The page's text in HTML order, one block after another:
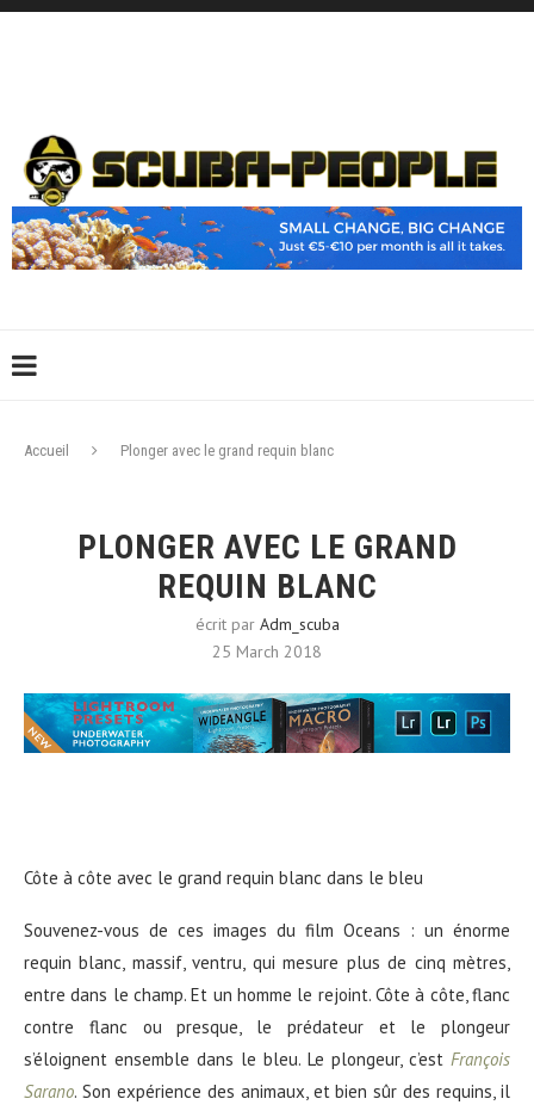
Accueil Plonger avec le grand requin blanc
PLONGER AVEC LE GRAND
REQUIN BLANC
écrit par Adm_scuba
25 March 2018
Côte à côte avec le grand requin blanc dans le bleu
Souvenez-vous de ces images du film Oceans : un énorme
requin blanc, massif, ventru, qui mesure plus de cinq mètres,
entre dans le champ. Et un homme le rejoint. Côte à côte, flanc
contre flanc ou presque, le prédateur et le plongeur
s’éloignent ensemble dans le bleu. Le plongeur, c’est François
Sarano. Son expérience des animaux, et bien sûr des requins, il